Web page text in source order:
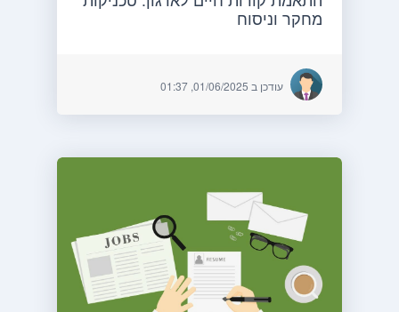
מחקר וניסוח
עודכן ב 01/06/2025, 01:37